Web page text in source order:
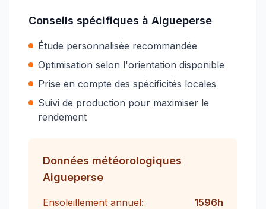
Conseils spécifiques à Aigueperse
Étude personnalisée recommandée
Optimisation selon l'orientation disponible
Prise en compte des spécificités locales
Suivi de production pour maximiser le
rendement
Données météorologiques
Aigueperse
Ensoleillement annuel: 1596h